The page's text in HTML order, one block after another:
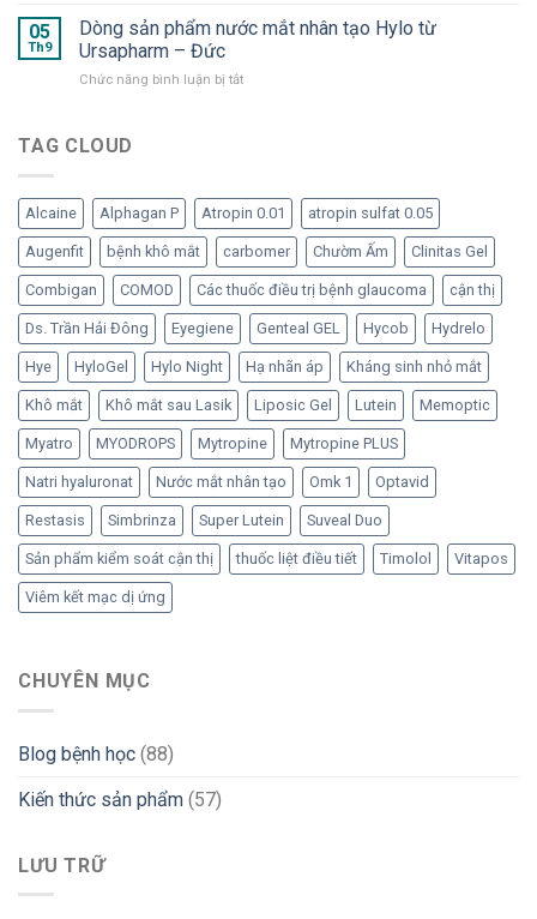
tạo
tép
thiết
–
trong
tạo
đã
trở
lại
ý
dạng
bảo
quản
05
Th9
Dòng sản phẩm nước mắt nhân tạo Hylo từ
Ursapharm – Đức
Chức năng bình luận bị tắtở
nhân
tạo
Hylo
Ursapharm
–
Đức
TAG CLOUD
Alcaine Alphagan P Atropin 0.01 atropin sulfat 0.05
Augenfit bệnh khô mắt carbomer Chườm Ấm Clinitas Gel
Combigan COMOD Các thuốc điều trị bệnh glaucoma cận thị
Ds. Trần Hải Đông Eyegiene Genteal GEL Hycob Hydrelo
Hye HyloGel Hylo Night Hạ nhãn áp Kháng sinh nhỏ mắt
Khô mắt Khô mắt sau Lasik Liposic Gel Lutein Memoptic
Myatro MYODROPS Mytropine Mytropine PLUS
Natri hyaluronat Nước mắt nhân tạo Omk 1 Optavid
Restasis Simbrinza Super Lutein Suveal Duo
Sản phẩm kiểm soát cận thị thuốc liệt điều tiết Timolol Vitapos
Viêm kết mạc dị ứng
CHUYÊN MỤC
Blog bệnh học (88)
Kiến thức sản phẩm (57)
LƯU TRỮ